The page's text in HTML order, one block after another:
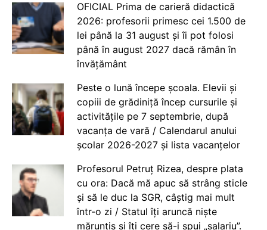
OFICIAL Prima de carieră didactică
2026: profesorii primesc cei 1.500 de
lei până la 31 august și îi pot folosi
până în august 2027 dacă rămân în
învățământ
Peste o lună începe școala. Elevii și
copiii de grădiniță încep cursurile și
activitățile pe 7 septembrie, după
vacanța de vară / Calendarul anului
școlar 2026-2027 și lista vacanțelor
Profesorul Petruț Rizea, despre plata
cu ora: Dacă mă apuc să strâng sticle
și să le duc la SGR, câștig mai mult
într-o zi / Statul îți aruncă niște
mărunțiș și îți cere să-i spui „salariu”.